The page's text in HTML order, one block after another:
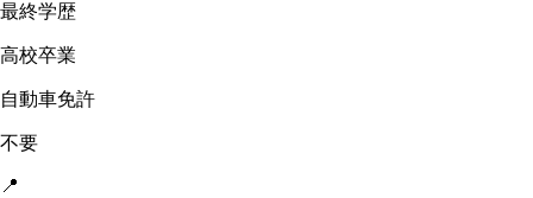
最終学歴
高校卒業
自動車免許
不要
📍